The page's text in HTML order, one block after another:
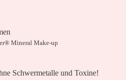
Mineral Make-up
Schwermetalle und Toxine!